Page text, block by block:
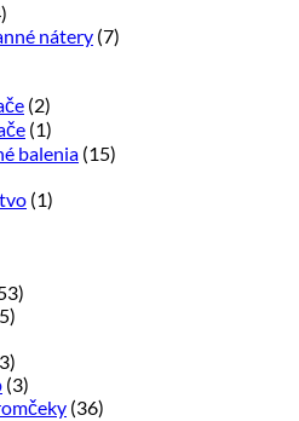
nátery (7)
(2)
(1)
balenia (15)
(1)
(3)
(36)